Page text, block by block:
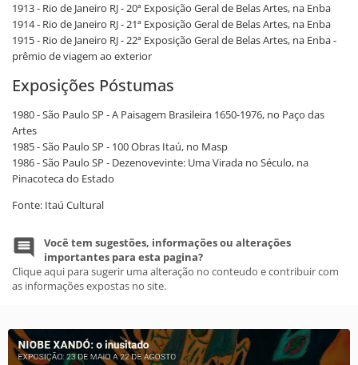
1913 - Rio de Janeiro RJ - 20ª Exposição Geral de Belas Artes, na Enba
1914 - Rio de Janeiro RJ - 21ª Exposição Geral de Belas Artes, na Enba
1915 - Rio de Janeiro RJ - 22ª Exposição Geral de Belas Artes, na Enba -
prêmio de viagem ao exterior
Exposições Póstumas
1980 - São Paulo SP - A Paisagem Brasileira 1650-1976, no Paço das
Artes
1985 - São Paulo SP - 100 Obras Itaú, no Masp
1986 - São Paulo SP - Dezenovevinte: Uma Virada no Século, na
Pinacoteca do Estado
Fonte: Itaú Cultural
Você tem sugestões, informações ou alterações
importantes para esta pagina?
Clique aqui para sugerir uma alteração no conteudo e contribuir com
as informações expostas no site.